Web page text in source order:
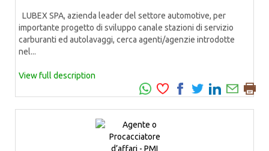
LUBEX SPA, azienda leader del settore automotive, per
importante progetto di sviluppo canale stazioni di servizio
carburanti ed autolavaggi, cerca agenti/agenzie introdotte
nel...
View full description